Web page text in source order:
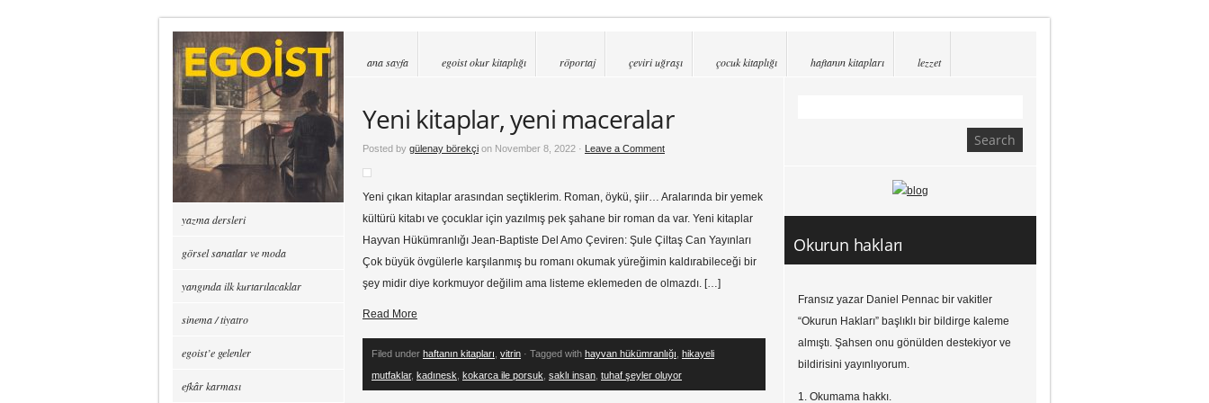
ana sayfa egoist okur kitaplığı röportaj çeviri uğraşı çocuk kitaplığı haftanın kitapları lezzet
Yeni kitaplar, yeni maceralar
Posted by gülenay börekçi on November 8, 2022 · Leave a Comment
Yeni çıkan kitaplar arasından seçtiklerim. Roman, öykü, şiir… Aralarında bir yemek
kültürü kitabı ve çocuklar için yazılmış pek şahane bir roman da var. Yeni kitaplar
Hayvan Hükümranlığı Jean-Baptiste Del Amo Çeviren: Şule Çiltaş Can Yayınları
Çok büyük övgülerle karşılanmış bu romanı okumak yüreğimin kaldırabileceği bir
şey midir diye korkmuyor değilim ama listeme eklemeden de olmazdı. […]
Read More
Filed under haftanın kitapları vitrin · Tagged with hayvan hükümranlığı hikayeli
mutfaklar, kadınesk kokarca ile porsuk saklı insan tuhaf şeyler oluyor
Okurun hakları
Fransız yazar Daniel Pennac bir vakitler
“Okurun Hakları” başlıklı bir bildirge kaleme
almıştı. Şahsen onu gönülden destekiyor ve
bildirisini yayınlıyorum.
1. Okumama hakkı.
yazma dersleri
görsel sanatlar ve moda
yangında ilk kurtarılacaklar
sinema / tiyatro
egoist’e gelenler
efkâr karması